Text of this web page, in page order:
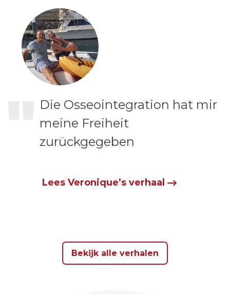
Die Osseointegration hat mir
meine Freiheit
zurückgegeben
Lees Veronique’s verhaal
Bekijk alle verhalen